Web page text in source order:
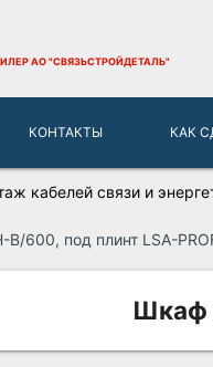
АО "СВЯЗЬСТРОЙДЕТАЛЬ"
КОНТАКТЫ КАК
кабелей связи и
600, под плинт LSA-
Шкаф